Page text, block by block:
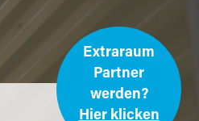
Extraraum
Partner
werden?
Hier klicken